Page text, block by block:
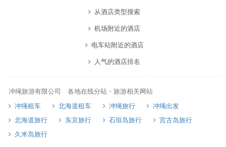
从酒店类型搜索
机场附近的酒店
电车站附近的酒店
人气的酒店排名
冲绳旅游有限公司 各地在线分站・旅游相关网站
冲绳租车
北海道租车 冲绳旅行
冲绳出发
北海道旅行
东京旅行 石垣岛旅行
宫古岛旅行
久米岛旅行